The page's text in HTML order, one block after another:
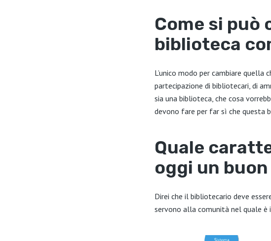
Come si può
biblioteca
L’unico modo per cambiare
partecipazione di bibliotecari, di
sia una biblioteca, che cosa
devono fare per far sì che questa
Quale
oggi un
Direi che il bibliotecario deve
servono alla comunità nel quale è